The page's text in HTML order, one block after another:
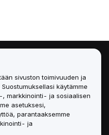
sivuston toimivuuden ja
käytämme
markkinointi- ja sosiaalisen
asetuksesi,
parantaaksemme
ja